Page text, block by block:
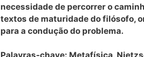
necessidade de percorrer o
textos de maturidade do filósofo,
para a condução do problema.